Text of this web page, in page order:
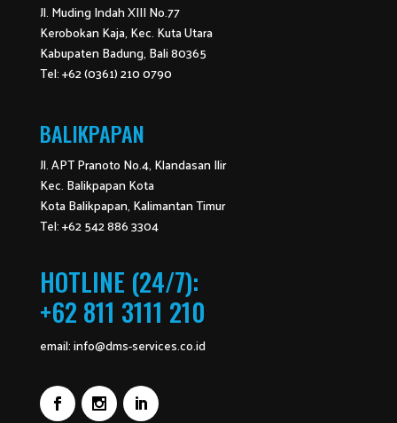
Jl. Muding Indah XIII No.77
Kerobokan Kaja, Kec. Kuta Utara
Kabupaten Badung, Bali 80365
Tel: +62 (0361) 210 0790
BALIKPAPAN
Jl. APT Pranoto No.4, Klandasan Ilir
Kec. Balikpapan Kota
Kota Balikpapan, Kalimantan Timur
Tel: +62 542 886 3304
HOTLINE (24/7):
+62 811 3111 210
email:info@dms-services.co.id